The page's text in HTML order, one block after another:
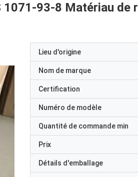
1071-93-8 Matériau de
Lieu d'origine
Nom de marque
Certification
Numéro de modèle
Quantité de commande min
Prix
Détails d'emballage